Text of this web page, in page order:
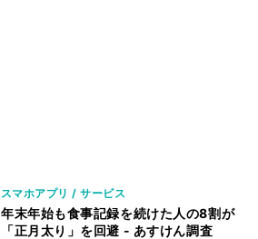
スマホアプリ / サービス
年末年始も食事記録を続けた人の8割が
「正月太り」を回避 - あすけん調査